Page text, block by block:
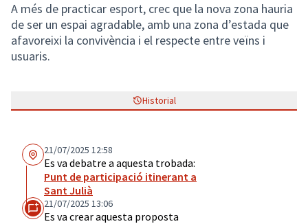
A més de practicar esport, crec que la nova zona hauria
de ser un espai agradable, amb una zona d’estada que
afavoreixi la convivència i el respecte entre veïns i
usuaris.
Historial
21/07/2025 12:58
Es va debatre a aquesta trobada:
Punt de participació itinerant a
Sant Julià
21/07/2025 13:06
Es va crear aquesta proposta